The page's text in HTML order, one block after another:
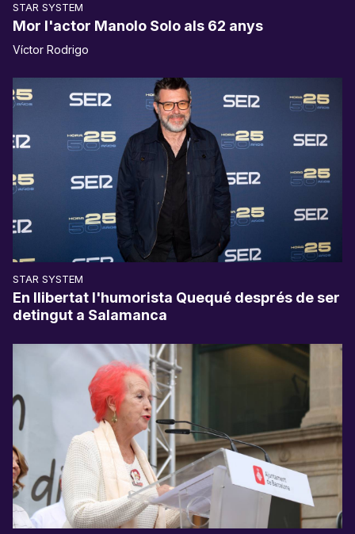
STAR SYSTEM
Mor l'actor Manolo Solo als 62 anys
Víctor Rodrigo
STAR SYSTEM
En llibertat l'humorista Quequé després de ser
detingut a Salamanca